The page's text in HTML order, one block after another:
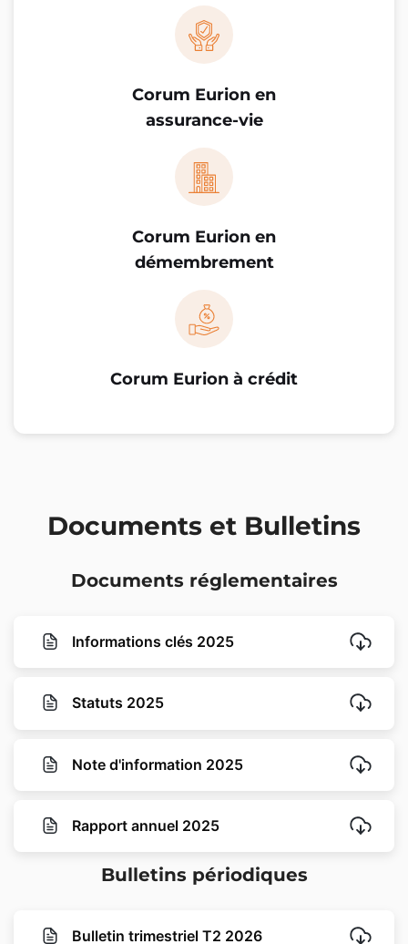
Corum Eurion en
assurance-vie
Corum Eurion en
démembrement
Corum Eurion à crédit
Documents et Bulletins
Documents réglementaires
Informations clés 2025
Statuts 2025
Note d'information 2025
Rapport annuel 2025
Bulletins périodiques
Bulletin trimestriel T2 2026